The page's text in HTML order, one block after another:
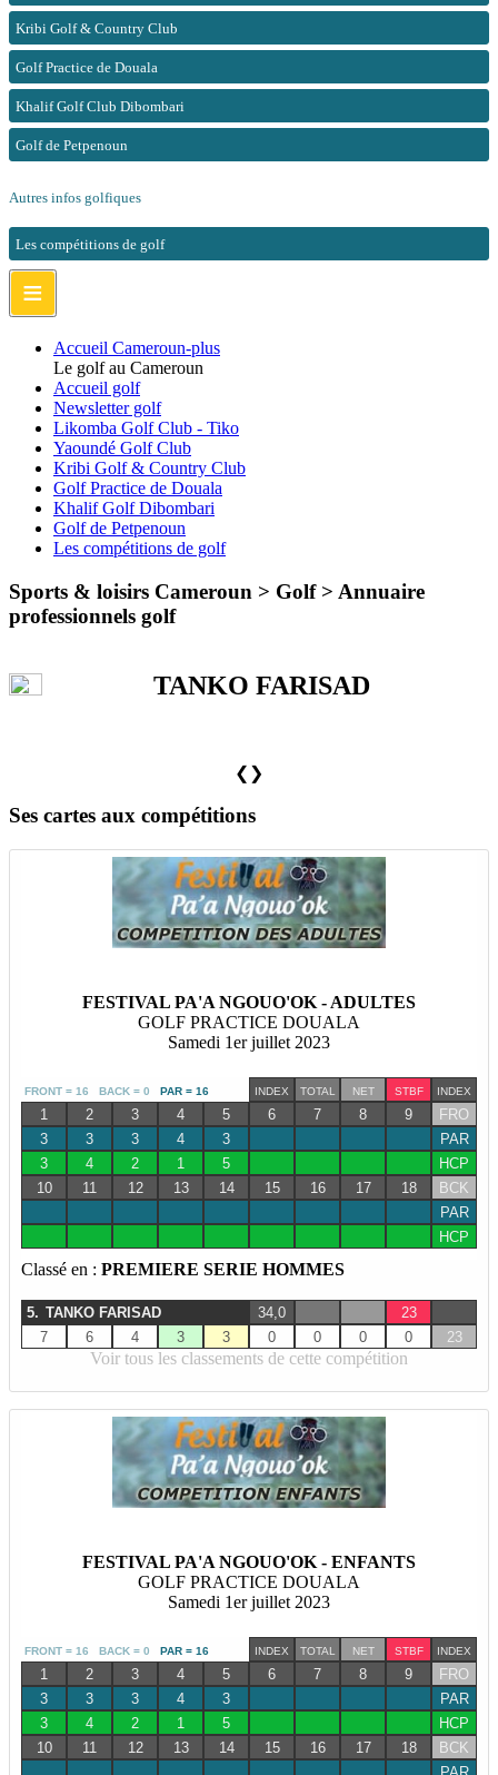
Kribi Golf & Country Club
Golf Practice de Douala
Khalif Golf Club Dibombari
Golf de Petpenoun
Autres infos golfiques
Les compétitions de golf
≡
Accueil Cameroun-plus
Le golf au Cameroun
Accueil golf
Newsletter golf
Likomba Golf Club - Tiko
Yaoundé Golf Club
Kribi Golf & Country Club
Golf Practice de Douala
Khalif Golf Dibombari
Golf de Petpenoun
Les compétitions de golf
Sports & loisirs Cameroun > Golf > Annuaire
professionnels golf
TANKO FARISAD
❮ ❯
Ses cartes aux compétitions
FESTIVAL PA'A NGOUO'OK - ADULTES
GOLF PRACTICE DOUALA
Samedi 1er juillet 2023
FRONT = 16 BACK = 0 PAR = 16 INDEX TOTAL NET STBF INDEX
1 2 3 4 5 6 7 8 9
FRO
3
3 3 4 3
PAR
3
4 2 1 5
HCP
10
11 12 13 14 15 16 17 18
BCK
PAR
HCP
Classé en : PREMIERE SERIE HOMMES
5. TANKO FARISAD 34,0
23
7
6 4 3 3 0 0 0 0 23
Voir tous les classements de cette compétition
FESTIVAL PA'A NGOUO'OK - ENFANTS
GOLF PRACTICE DOUALA
Samedi 1er juillet 2023
FRONT = 16 BACK = 0 PAR = 16 INDEX TOTAL NET STBF INDEX
1 2 3 4 5 6 7 8 9
FRO
3
3 3 4 3
PAR
3
4 2 1 5
HCP
10
11 12 13 14 15 16 17 18
BCK